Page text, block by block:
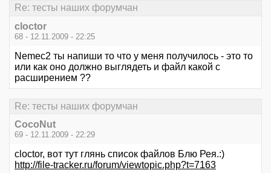
Re: тесты наших форумчан
cloctor
68 - 12.11.2009 - 22:25
Nemec2 ты напиши то что у меня получилось - это то
или как оно должно выглядеть и файл какой с
расширением ??
Re: тесты наших форумчан
CocoNut
69 - 12.11.2009 - 22:29
cloctor, вот тут глянь список файлов Блю Рея.:)
http://file-tracker.ru/forum/viewtopic.php?t=7163